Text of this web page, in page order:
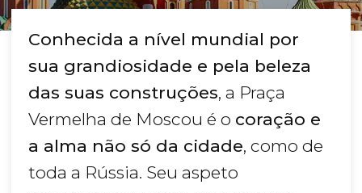
Conhecida a nível mundial por
sua grandiosidade e pela beleza
das suas construções, a Praça
Vermelha de Moscou é o coração e
a alma não só da cidade, como de
toda a Rússia. Seu aspeto